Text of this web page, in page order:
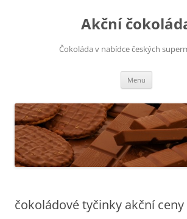
Akční
Čokoláda v nabídce českých
Menu
čokoládové tyčinky akční ceny